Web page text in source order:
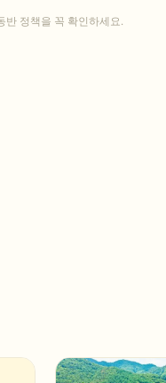
반 정책을 꼭 확인하세요.